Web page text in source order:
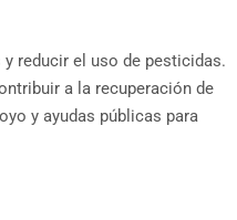
reducir el uso de pesticidas.
a la recuperación de
y ayudas públicas para